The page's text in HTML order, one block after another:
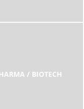
/ BIOTECH